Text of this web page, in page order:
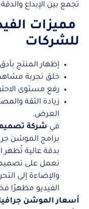
تجمع بين الإبداع والدقة
مميزات
للشركات
إظهار المنتج
خلق تجربة
رفع مستوى
زيادة الثقة
العرض.
في شركة
برامج الموشن
بدقة عالية
نعمل على
والإضاءة إلى
الفيديو مظهرًا
أسعار الموشن